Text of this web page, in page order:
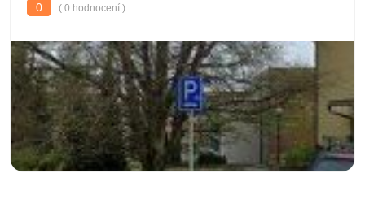
0
( 0 hodnocení )